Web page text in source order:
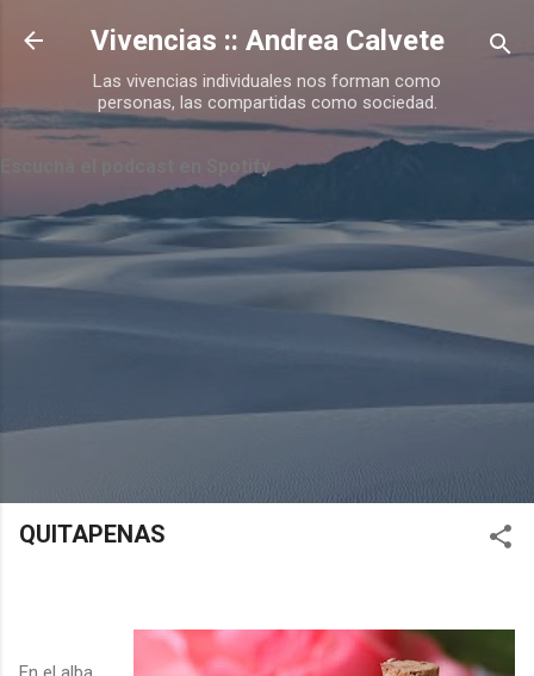
Ir al contenido principal
Vivencias :: Andrea Calvete
Las vivencias individuales nos forman como
personas, las compartidas como sociedad.
Escuchá el podcast en Spotify
QUITAPENAS